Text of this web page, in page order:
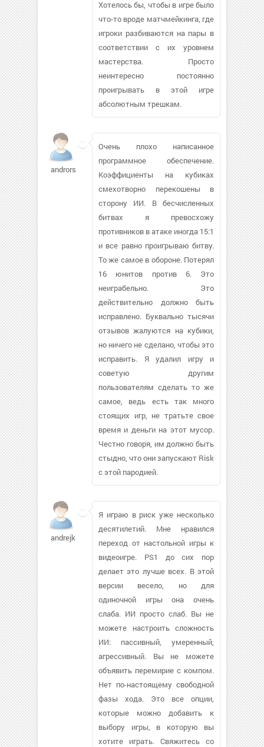
Хотелось бы, чтобы в игре было
что-то вроде матчмейкинга, где
игроки разбиваются на пары в
соответствии с их уровнем
мастерства. Просто
неинтересно постоянно
проигрывать в этой игре
абсолютным трешкам.
androrsk191
Очень плохо написанное
программное обеспечение.
Коэффициенты на кубиках
смехотворно перекошены в
сторону ИИ. В бесчисленных
битвах я превосхожу
противников в атаке иногда 15:1
и все равно проигрываю битву.
То же самое в обороне. Потерял
16 юнитов против 6. Это
неиграбельно. Это
действительно должно быть
исправлено. Буквально тысячи
отзывов жалуются на кубики,
но ничего не сделано, чтобы это
исправить. Я удалил игру и
советую другим
пользователям сделать то же
самое, ведь есть так много
стоящих игр, не тратьте свое
время и деньги на этот мусор.
Честно говоря, им должно быть
стыдно, что они запускают Risk
с этой пародией.
andrejka688
Я играю в риск уже несколько
десятилетий. Мне нравился
переход от настольной игры к
видеоигре. PS1 до сих пор
делает это лучше всех. В этой
версии весело, но для
одиночной игры она очень
слаба. ИИ просто слаб. Вы не
можете настроить сложность
ИИ: пассивный, умеренный,
агрессивный. Вы не можете
объявить перемирие с компом.
Нет по-настоящему свободной
фазы хода. Это все опции,
которые можно добавить к
выбору игры, в которую вы
хотите играть. Свяжитесь со